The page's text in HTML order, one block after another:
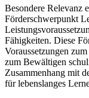
Besondere Relevanz
Förderschwerpunkt
Fähigkeiten. Diese
Voraussetzungen
zum Bewältigen
Zusammenhang mit
für lebenslanges